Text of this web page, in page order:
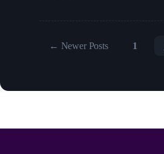
← Newer Posts 1